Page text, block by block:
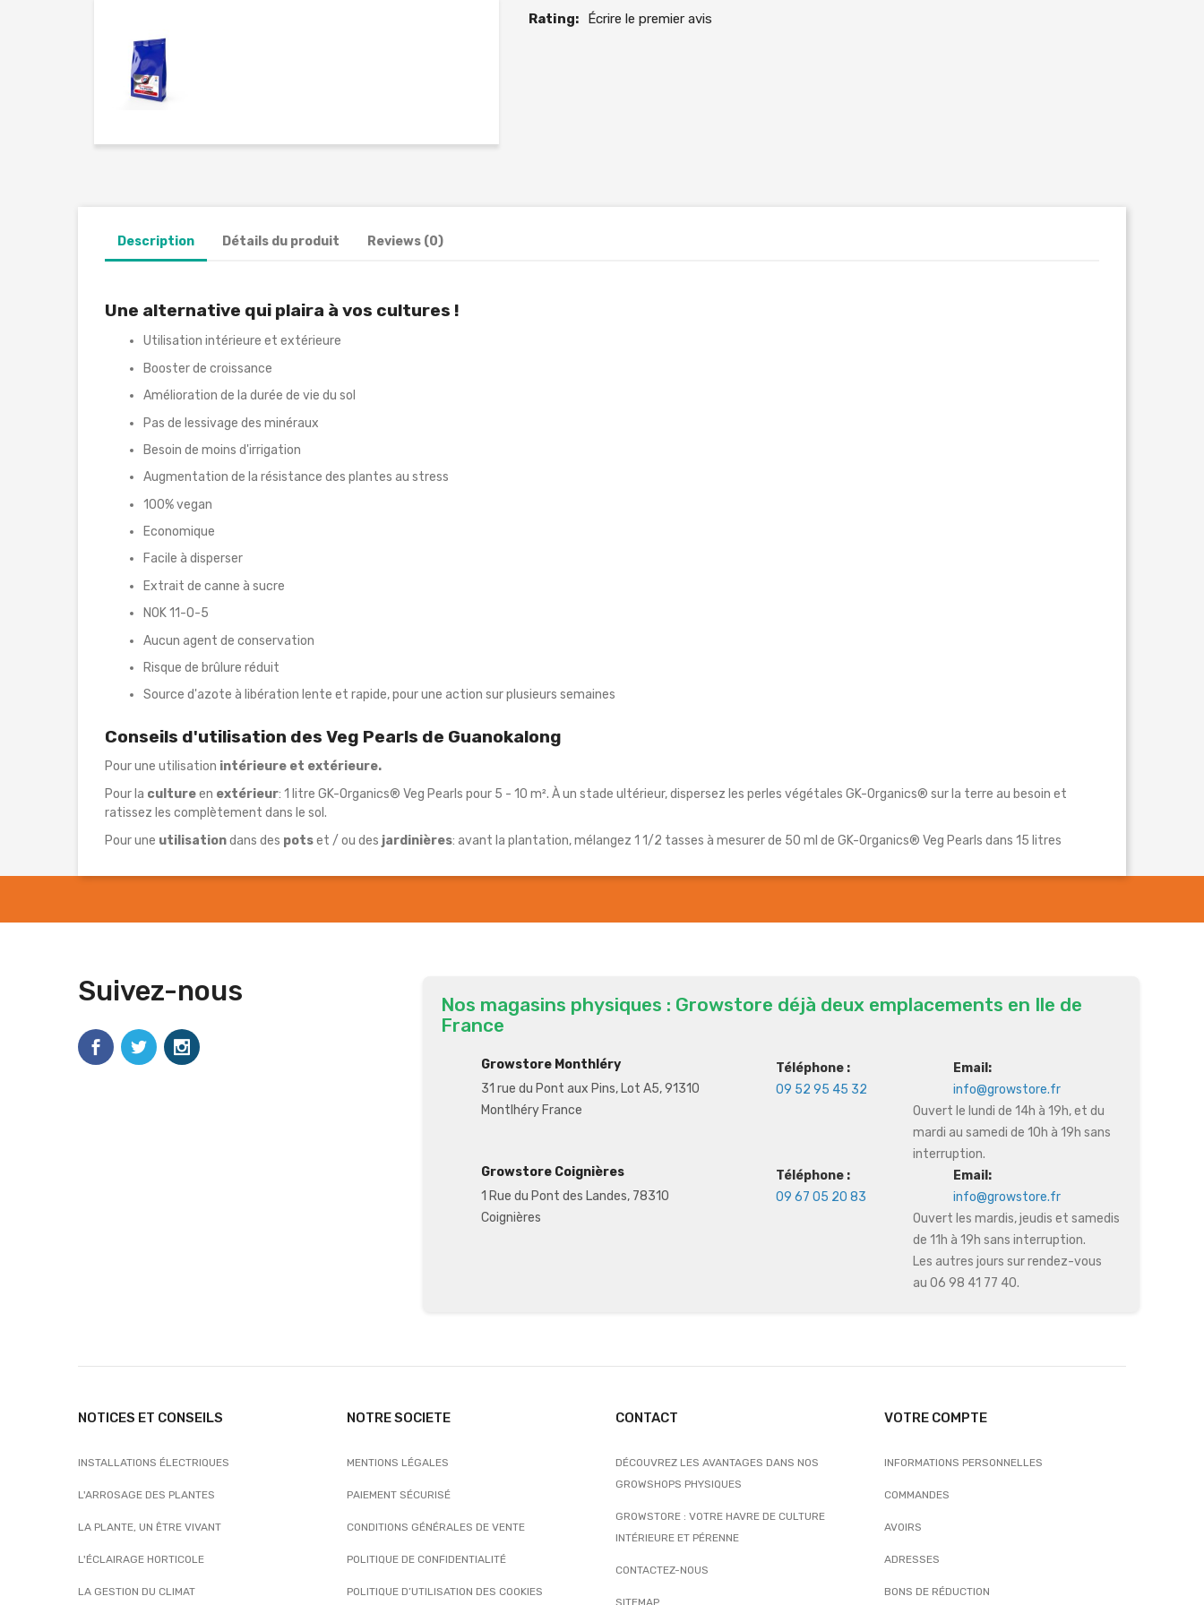
Rating: Écrire le premier avis
Description Détails du produit Reviews (0)
Une alternative qui plaira à vos cultures !
Utilisation intérieure et extérieure
Booster de croissance
Amélioration de la durée de vie du sol
Pas de lessivage des minéraux
Besoin de moins d'irrigation
Augmentation de la résistance des plantes au stress
100% vegan
Economique
Facile à disperser
Extrait de canne à sucre
NOK 11-0-5
Aucun agent de conservation
Risque de brûlure réduit
Source d'azote à libération lente et rapide, pour une action sur plusieurs semaines
Conseils d'utilisation des Veg Pearls de Guanokalong
Pour une utilisation intérieure et extérieure.
Pour la cultureen extérieur: 1 litre GK-Organics® Veg Pearls pour 5 - 10 m². À un stade ultérieur, dispersez les perles végétales GK-Organics® sur la terre au besoin et
ratissez les complètement dans le sol.
Pour une utilisationdans des potset / ou des jardinières: avant la plantation, mélangez 1 1/2 tasses à mesurer de 50 ml de GK-Organics® Veg Pearls dans 15 litres
Suivez-nous
Nos magasins physiques : Growstore déjà deux emplacements en Ile de
France
Growstore Monthléry
31 rue du Pont aux Pins, Lot A5, 91310
Montlhéry France
Téléphone :
09 52 95 45 32
Email:
info@growstore.fr
Ouvert le lundi de 14h à 19h, et du
mardi au samedi de 10h à 19h sans
interruption.
Growstore Coignières
1 Rue du Pont des Landes, 78310
Coignières
Téléphone :
09 67 05 20 83
Email:
info@growstore.fr
Ouvert les mardis, jeudis et samedis
de 11h à 19h sans interruption.
Les autres jours sur rendez-vous
au 06 98 41 77 40.
NOTICES ET CONSEILS
INSTALLATIONS ÉLECTRIQUES
L'ARROSAGE DES PLANTES
LA PLANTE, UN ÊTRE VIVANT
L'ÉCLAIRAGE HORTICOLE
LA GESTION DU CLIMAT
NOTRE SOCIETE
MENTIONS LÉGALES
PAIEMENT SÉCURISÉ
CONDITIONS GÉNÉRALES DE VENTE
POLITIQUE DE CONFIDENTIALITÉ
POLITIQUE D’UTILISATION DES COOKIES
CONTACT
DÉCOUVREZ LES AVANTAGES DANS NOS
GROWSHOPS PHYSIQUES
GROWSTORE : VOTRE HAVRE DE CULTURE
INTÉRIEURE ET PÉRENNE
CONTACTEZ-NOUS
VOTRE COMPTE
INFORMATIONS PERSONNELLES
COMMANDES
AVOIRS
ADRESSES
BONS DE RÉDUCTION